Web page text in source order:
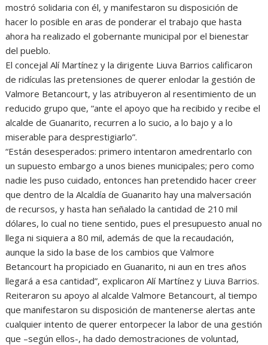
mostró solidaria con él, y manifestaron su disposición de
hacer lo posible en aras de ponderar el trabajo que hasta
ahora ha realizado el gobernante municipal por el bienestar
del pueblo.
El concejal Alí Martínez y la dirigente Liuva Barrios calificaron
de ridículas las pretensiones de querer enlodar la gestión de
Valmore Betancourt, y las atribuyeron al resentimiento de un
reducido grupo que, “ante el apoyo que ha recibido y recibe el
alcalde de Guanarito, recurren a lo sucio, a lo bajo y a lo
miserable para desprestigiarlo”.
“Están desesperados: primero intentaron amedrentarlo con
un supuesto embargo a unos bienes municipales; pero como
nadie les puso cuidado, entonces han pretendido hacer creer
que dentro de la Alcaldía de Guanarito hay una malversación
de recursos, y hasta han señalado la cantidad de 210 mil
dólares, lo cual no tiene sentido, pues el presupuesto anual no
llega ni siquiera a 80 mil, además de que la recaudación,
aunque la sido la base de los cambios que Valmore
Betancourt ha propiciado en Guanarito, ni aun en tres años
llegará a esa cantidad”, explicaron Alí Martínez y Liuva Barrios.
Reiteraron su apoyo al alcalde Valmore Betancourt, al tiempo
que manifestaron su disposición de mantenerse alertas ante
cualquier intento de querer entorpecer la labor de una gestión
que –según ellos-, ha dado demostraciones de voluntad,